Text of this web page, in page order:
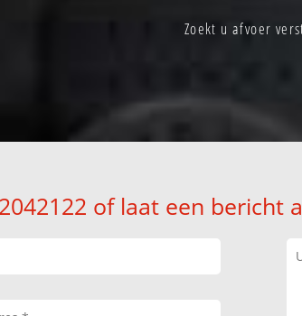
Zoekt u afvoer
of laat een